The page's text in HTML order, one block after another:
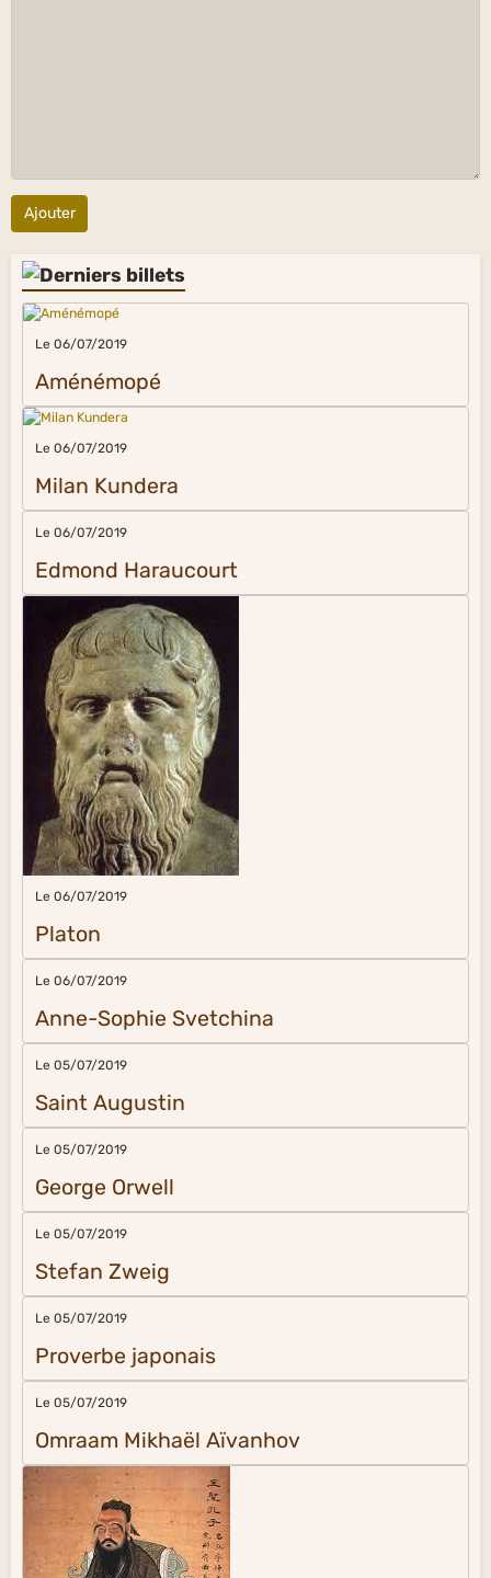
Ajouter
Le 06/07/2019
Aménémopé
Le 06/07/2019
Milan Kundera
Le 06/07/2019
Edmond Haraucourt
Le 06/07/2019
Platon
Le 06/07/2019
Anne-Sophie Svetchina
Le 05/07/2019
Saint Augustin
Le 05/07/2019
George Orwell
Le 05/07/2019
Stefan Zweig
Le 05/07/2019
Proverbe japonais
Le 05/07/2019
Omraam Mikhaël Aïvanhov